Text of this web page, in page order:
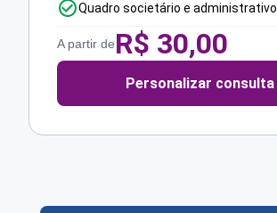
Quadro societário e administrativo
A partir deR$ 30,00
Personalizar consulta